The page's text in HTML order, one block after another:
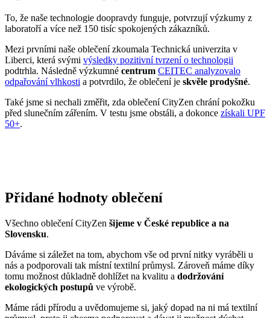
Také jsme si nechali změřit, zda oblečení CityZen chrání pokožku
před slunečním zářením. V testu jsme obstáli, a dokoncezískali UPF
50+.
Přidané hodnoty oblečení
ekologických postupůve výrobě.
Máme rádi přírodu a uvědomujeme si, jaký dopad na ni má textilní
průmysl, proto ji chceme podporovat a dávat ji možnost dýchat.
Naše oblečení má
maximálně bezpečné pro vaše každodenní nošení.
Současně jsme spojili síly sprojektem clevercare, díky kterému si
všichni osvojíme triky, jak šetrně pečovat o oblečení, prodloužit jeho
životnost a ulevit životnímu prostředí.
Vše o výrobě se dozvíte na stránce Příběh trika.